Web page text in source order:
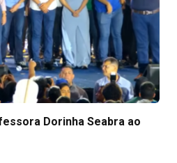
Dorinha Seabra ao